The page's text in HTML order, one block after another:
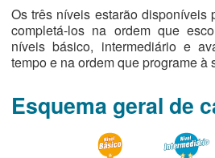
Os três níveis estarão disponíveis
completá-los na ordem que
níveis básico, intermediário e
tempo e na ordem que programe à
Esquema geral de